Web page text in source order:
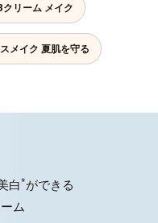
リーム メイク
メイク 夏肌を守る
白*ができる
ム